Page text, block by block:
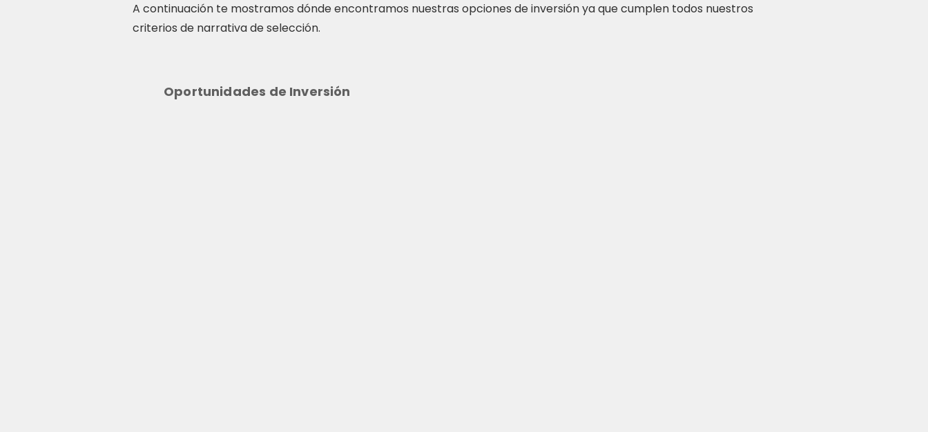
A continuación te mostramos dónde encontramos nuestras opciones de inversión ya que cumplen todos nuestros
criterios de narrativa de selección.
Oportunidades de Inversión